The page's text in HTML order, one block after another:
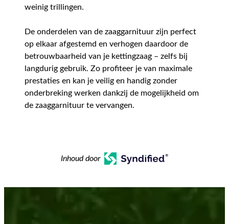
weinig trillingen.
De onderdelen van de zaaggarnituur zijn perfect
op elkaar afgestemd en verhogen daardoor de
betrouwbaarheid van je kettingzaag – zelfs bij
langdurig gebruik. Zo profiteer je van maximale
prestaties en kan je veilig en handig zonder
onderbreking werken dankzij de mogelijkheid om
de zaaggarnituur te vervangen.
Inhoud door